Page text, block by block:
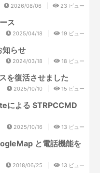
2026/08/06 23 ビュー
ス
2025/04/18 19 ビュー
知らせ
2024/03/18 18 ビュー
を復活させました
2025/10/10 15 ビュー
による STRPCCMD
2025/10/16 13 ビュー
と電話機能を
2018/06/25 13 ビュー